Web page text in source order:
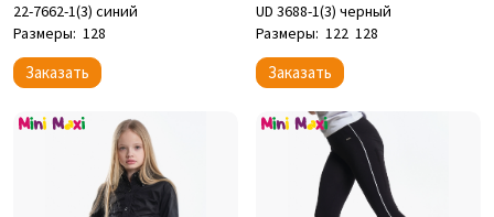
22-7662-1(3) синий
Размеры: 128
Заказать
UD 3688-1(3) черный
Размеры: 122 128
Заказать